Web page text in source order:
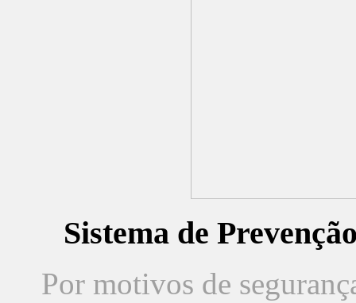
Sistema de
Por motivos de